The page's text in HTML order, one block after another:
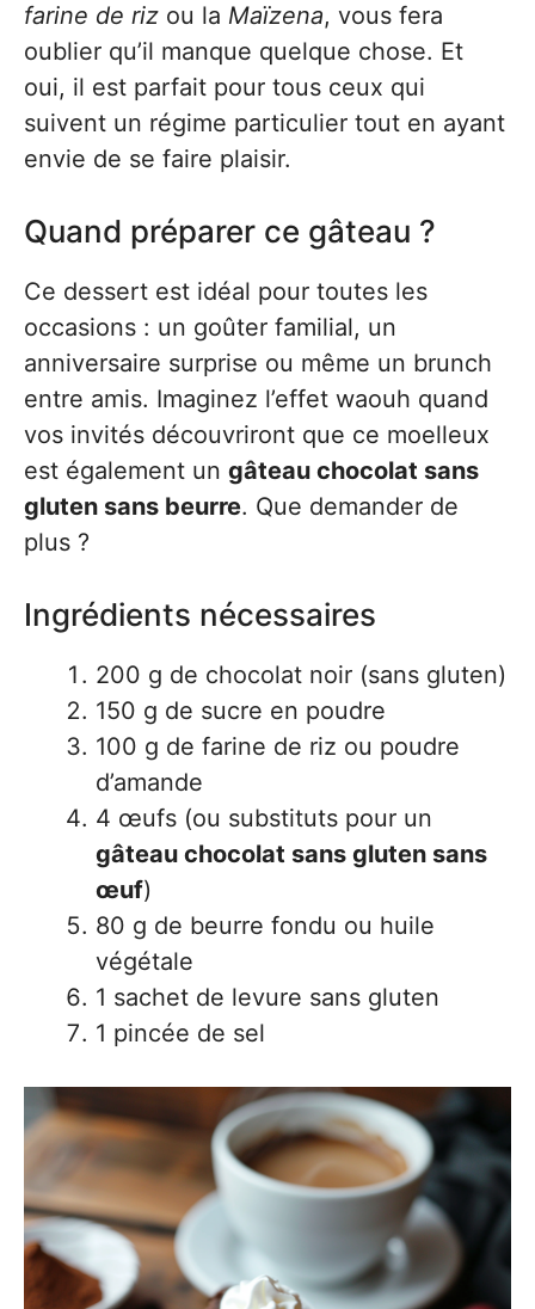
farine de riz ou la Maïzena, vous fera
oublier qu’il manque quelque chose. Et
oui, il est parfait pour tous ceux qui
suivent un régime particulier tout en ayant
envie de se faire plaisir.
Quand préparer ce gâteau ?
Ce dessert est idéal pour toutes les
occasions : un goûter familial, un
anniversaire surprise ou même un brunch
entre amis. Imaginez l’effet waouh quand
vos invités découvriront que ce moelleux
est également un gâteau chocolat sans
gluten sans beurre. Que demander de
plus ?
Ingrédients nécessaires
200 g de chocolat noir (sans gluten)
150 g de sucre en poudre
100 g de farine de riz ou poudre
d’amande
4 œufs (ou substituts pour un
gâteau chocolat sans gluten sans
œuf)
80 g de beurre fondu ou huile
végétale
1 sachet de levure sans gluten
1 pincée de sel